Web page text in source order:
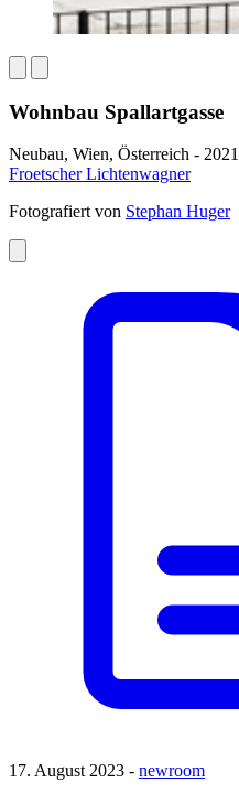
Wohnbau Spallartgasse
Neubau, Wien, Österreich - 2021
Froetscher Lichtenwagner
Fotografiert von Stephan Huger
17. August 2023 - newroom